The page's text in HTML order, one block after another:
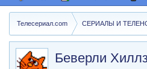
Телесериал.com СЕРИАЛЫ И
Беверли